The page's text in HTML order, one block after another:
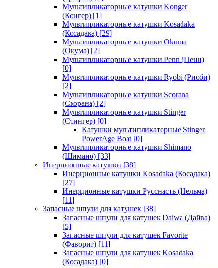
Мультипликаторные катушки Konger
(Конгер) [1]
Мультипликаторные катушки Kosadaka
(Косадака) [29]
Мультипликаторные катушки Okuma
(Окума) [2]
Мультипликаторные катушки Penn (Пенн)
[0]
Мультипликаторные катушки Ryobi (Риоби)
[2]
Мультипликаторные катушки Scorana
(Скорана) [2]
Мультипликаторные катушки Stinger
(Стингер) [0]
Катушки мультипликаторные Stinger
PowerAge Boat [0]
Мультипликаторные катушки Shimano
(Шимано) [33]
Инерционные катушки [38]
Инерционные катушки Kosadaka (Косадака)
[27]
Инерционные катушки Русснасть (Нельма)
[11]
Запасные шпули для катушек [38]
Запасные шпули для катушек Daiwa (Дайва)
[5]
Запасные шпули для катушек Favorite
(Фаворит) [11]
Запасные шпули для катушек Kosadaka
(Косадака) [0]